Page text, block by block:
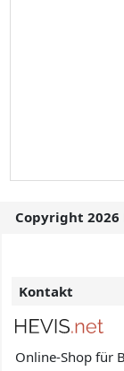
Copyright 2026
Kontakt
Online-Shop für